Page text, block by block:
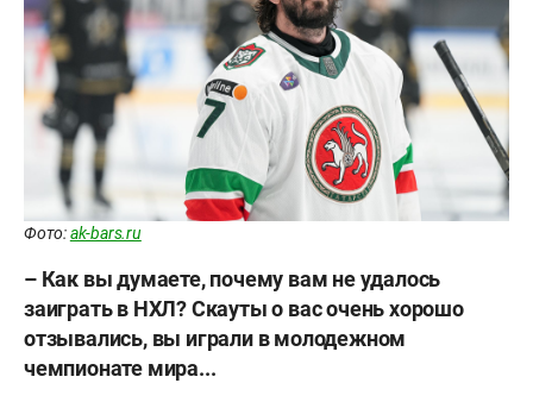
Фото:ak-bars.ru
– Как вы думаете, почему вам не удалось
заиграть в НХЛ? Скауты о вас очень хорошо
отзывались, вы играли в молодежном
чемпионате мира...